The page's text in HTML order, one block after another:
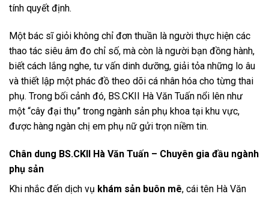
tính quyết định.
Một bác sĩ giỏi không chỉ đơn thuần là người thực hiện các
thao tác siêu âm đo chỉ số, mà còn là người bạn đồng hành,
biết cách lắng nghe, tư vấn dinh dưỡng, giải tỏa những lo âu
và thiết lập một phác đồ theo dõi cá nhân hóa cho từng thai
phụ. Trong bối cảnh đó, BS.CKII Hà Văn Tuấn nổi lên như
một “cây đại thụ” trong ngành sản phụ khoa tại khu vực,
được hàng ngàn chị em phụ nữ gửi trọn niềm tin.
Chân dung BS.CKII Hà Văn Tuấn – Chuyên gia đầu ngành
phụ sản
Khi nhắc đến dịch vụ khám sản buôn mê, cái tên Hà Văn